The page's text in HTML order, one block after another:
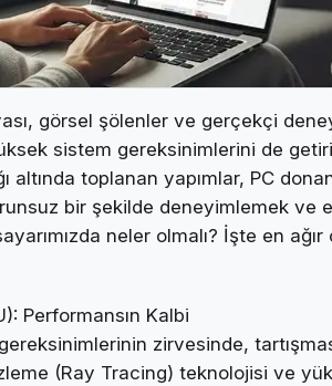
görsel şölenler ve gerçekçi
sistem gereksinimlerini de
altında toplanan yapımlar, PC
bir şekilde deneyimlemek ve
neler olmalı? İşte en
Performansın Kalbi
zirvesinde,
(Ray Tracing) teknolojisi ve